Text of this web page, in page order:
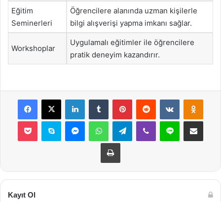
Eğitim
Seminerleri
Öğrencilere alanında uzman kişilerle
bilgi alışverişi yapma imkanı sağlar.
Workshoplar
Uygulamalı eğitimler ile öğrencilere
pratik deneyim kazandırır.
Facebook
X LinkedInTumblr PinterestReddit VKontakte
Pocket Skype MessengerWhatsAppTelegramViber Line E-Posta ile
Yazdır
Kayıt Ol